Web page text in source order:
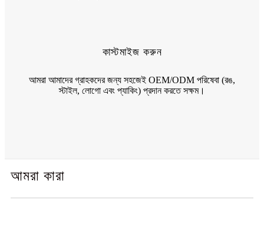
কাস্টমাইজ করুন
আমরা আমাদের গ্রাহকদের জন্য সহজেই OEM/ODM পরিষেবা (রঙ,
স্টাইল, লোগো এবং প্যাকিং) প্রদান করতে সক্ষম।
আমরা কারা